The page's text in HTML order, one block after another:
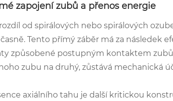
zapojení zubů a přenos energie
od spirálových nebo spirálových
Tento přímý záběr má za
způsobené postupným kontaktem zubů
zubu na druhý, zůstává mechanická
axiálního tahu je další kritickou